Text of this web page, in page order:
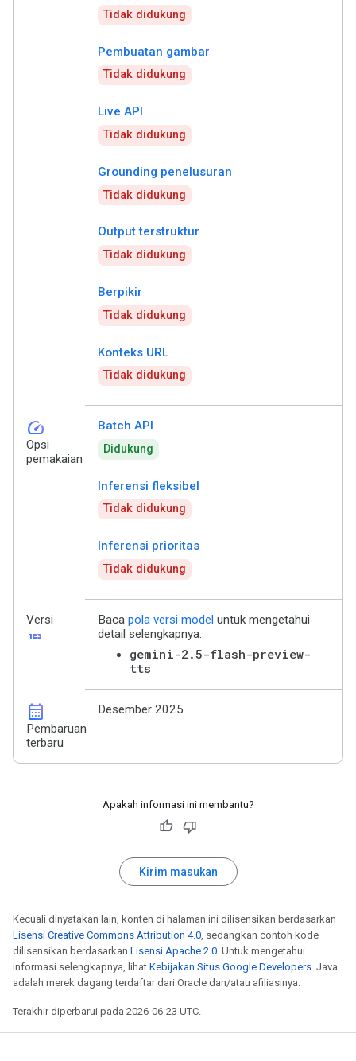
Tidak didukung
Pembuatan gambar
Tidak didukung
Live API
Tidak didukung
Grounding penelusuran
Tidak didukung
Output terstruktur
Tidak didukung
Berpikir
Tidak didukung
Konteks URL
Tidak didukung
speed
Opsi
pemakaian
Batch API
Didukung
Inferensi fleksibel
Tidak didukung
Inferensi prioritas
Tidak didukung
Versi
123
Baca pola versi model untuk mengetahui
detail selengkapnya.
gemini-2.5-flash-preview-
tts
calendar_month
Pembaruan
terbaru
Desember 2025
Apakah informasi ini membantu?
Kirim masukan
Kecuali dinyatakan lain, konten di halaman ini dilisensikan berdasarkan
Lisensi Creative Commons Attribution 4.0, sedangkan contoh kode
dilisensikan berdasarkan Lisensi Apache 2.0. Untuk mengetahui
informasi selengkapnya, lihat Kebijakan Situs Google Developers. Java
adalah merek dagang terdaftar dari Oracle dan/atau afiliasinya.
Terakhir diperbarui pada 2026-06-23 UTC.